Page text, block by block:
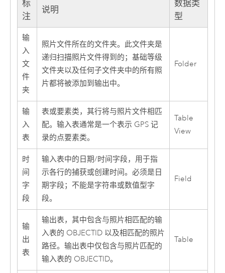
标
注
说明
数据类
型
输
入
文
件
夹
照片文件所在的文件夹。此文件夹是
递归扫描照片文件得到的；基础等级
文件夹以及任何子文件夹中的所有照
片都将被添加到输出中。
Folder
输
入
表
表或要素类，其行将与照片文件相匹
配。输入表通常是一个表示 GPS 记
录的点要素类。
Table
View
时
间
字
段
输入表中的日期/时间字段，用于指
示各行的捕获或创建时间。必须是日
期字段；不能是字符串或数值型字
段。
Field
输
出
表
输出表，其中包含与照片相匹配的输
入表的 OBJECTID 以及相匹配的照片
路径。输出表中仅包含与照片匹配的
输入表的 OBJECTID。
Table